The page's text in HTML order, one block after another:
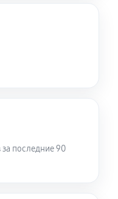
последние 90